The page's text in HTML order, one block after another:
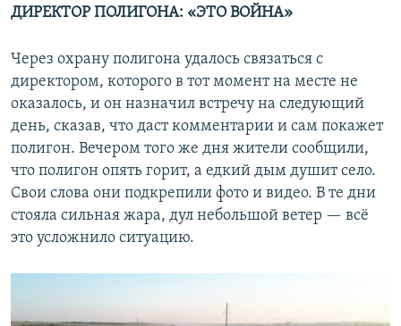
ДИРЕКТОР ПОЛИГОНА: «ЭТО ВОЙНА»
Через охрану полигона удалось связаться с
директором, которого в тот момент на месте не
оказалось, и он назначил встречу на следующий
день, сказав, что даст комментарии и сам покажет
полигон. Вечером того же дня жители сообщили,
что полигон опять горит, а едкий дым душит село.
Свои слова они подкрепили фото и видео. В те дни
стояла сильная жара, дул небольшой ветер — всё
это усложнило ситуацию.